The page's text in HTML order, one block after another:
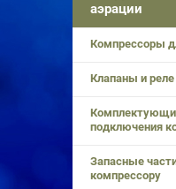
аэрации
Компрессоры
Клапаны и реле
подключения
Запасные
компрессору